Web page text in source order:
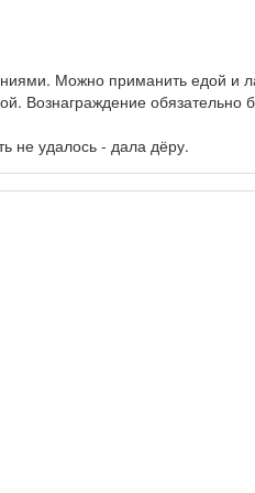
Можно приманить едой и
Вознаграждение обязательно
не удалось - дала дёру.